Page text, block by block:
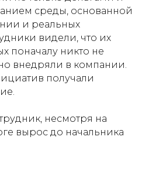
среды, основанной
и реальных
видели, что их
поначалу никто не
внедряли в компании.
получали
несмотря на
вырос до начальника